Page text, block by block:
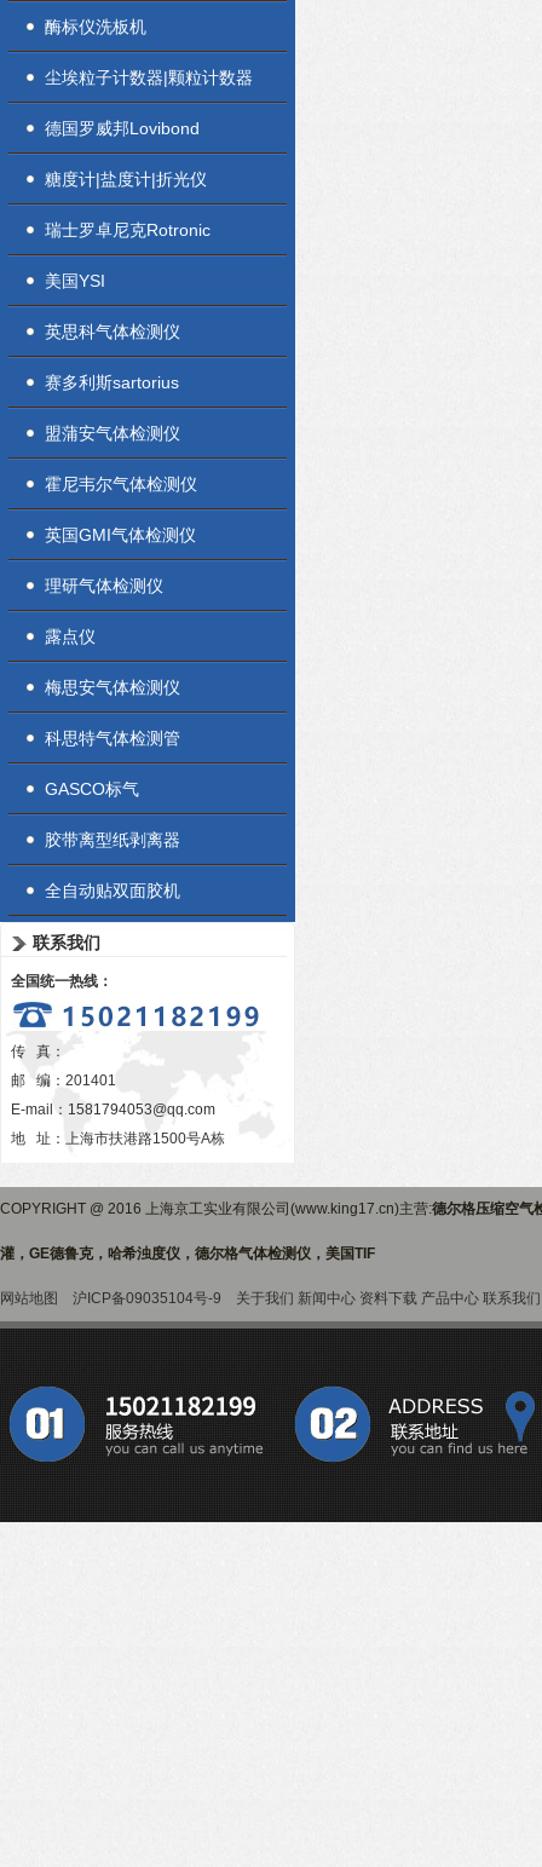
酶标仪洗板机
尘埃粒子计数器|颗粒计数器
德国罗威邦Lovibond
糖度计|盐度计|折光仪
瑞士罗卓尼克Rotronic
美国YSI
英思科气体检测仪
赛多利斯sartorius
盟蒲安气体检测仪
霍尼韦尔气体检测仪
英国GMI气体检测仪
理研气体检测仪
露点仪
梅思安气体检测仪
科思特气体检测管
GASCO标气
胶带离型纸剥离器
全自动贴双面胶机
联系我们
全国统一热线：
传 真：
邮 编：201401
E-mail： 1581794053@qq.com
地 址：上海市扶港路1500号A栋
COPYRIGHT @ 2016 上海京工实业有限公司(www.king17.cn)主营:德尔格压缩空气
灌，GE德鲁克，哈希浊度仪，德尔格气体检测仪，美国TIF
网站地图 沪ICP备09035104号-9 关于我们 新闻中心 资料下载 产品中心 联系我们